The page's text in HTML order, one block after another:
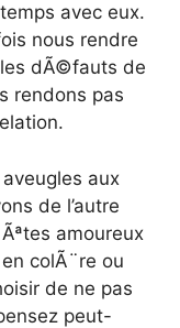
avec eux.
nous rendre
dÃ©fauts de
rendons pas
aux
de l’autre
amoureux
colÃ¨re ou
de ne pas
peut-